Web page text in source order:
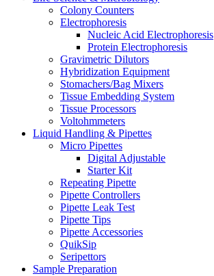
Colony Counters
Electrophoresis
Nucleic Acid Electrophoresis
Protein Electrophoresis
Gravimetric Dilutors
Hybridization Equipment
Stomachers/Bag Mixers
Tissue Embedding System
Tissue Processors
Voltohmmeters
Liquid Handling & Pipettes
Micro Pipettes
Digital Adjustable
Starter Kit
Repeating Pipette
Pipette Controllers
Pipette Leak Test
Pipette Tips
Pipette Accessories
QuikSip
Seripettors
Sample Preparation